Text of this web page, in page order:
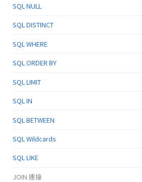
SQL NULL
SQL DISTINCT
SQL WHERE
SQL ORDER BY
SQL LIMIT
SQL IN
SQL BETWEEN
SQL Wildcards
SQL LIKE
JOIN 連接